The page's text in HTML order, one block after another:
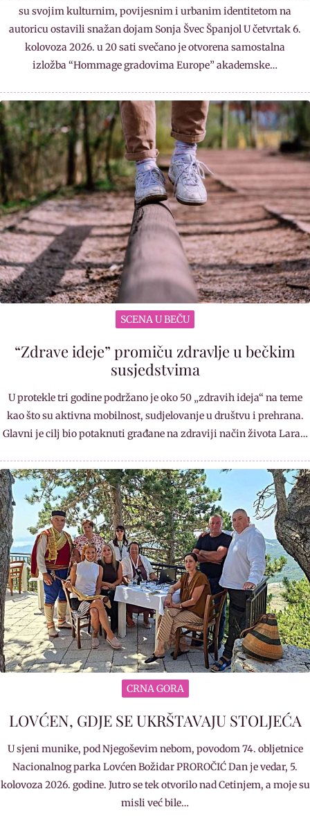
su svojim kulturnim, povijesnim i urbanim identitetom na
autoricu ostavili snažan dojam Sonja Švec Španjol U četvrtak 6.
kolovoza 2026. u 20 sati svečano je otvorena samostalna
izložba “Hommage gradovima Europe” akademske…
SCENA U BEČU
“Zdrave ideje” promiču zdravlje u bečkim
susjedstvima
U protekle tri godine podržano je oko 50 „zdravih ideja“ na teme
kao što su aktivna mobilnost, sudjelovanje u društvu i prehrana.
Glavni je cilj bio potaknuti građane na zdraviji način života Lara…
CRNA GORA
LOVĆEN, GDJE SE UKRŠTAVAJU STOLJEĆA
U sjeni munike, pod Njegoševim nebom, povodom 74. obljetnice
Nacionalnog parka Lovćen Božidar PROROČIĆ Dan je vedar, 5.
kolovoza 2026. godine. Jutro se tek otvorilo nad Cetinjem, a moje su
misli već bile…